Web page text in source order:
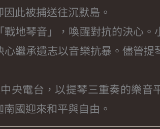
此被捕送往沉默島。
地琴音」，喚醒對抗的決心。
繼承遺志以音樂抗暴。儘管提
央電台，以提琴三重奏的樂音
國迎來和平與自由。